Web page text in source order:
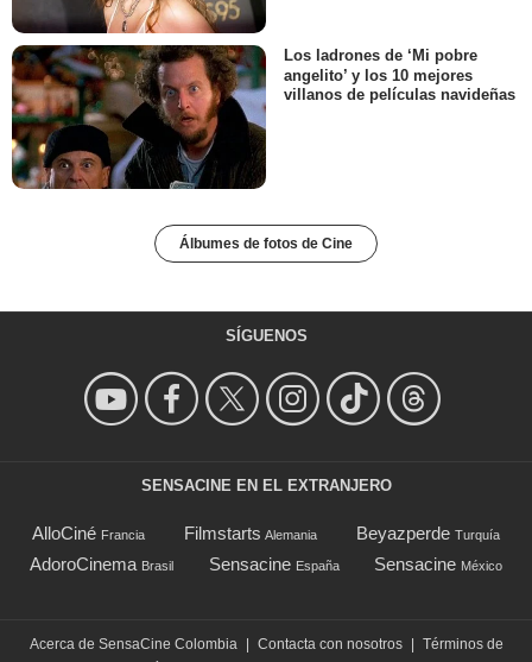
Los ladrones de ‘Mi pobre
angelito’ y los 10 mejores
villanos de películas navideñas
Álbumes de fotos de Cine
SÍGUENOS
SENSACINE EN EL EXTRANJERO
AlloCiné Francia Filmstarts Alemania Beyazperde Turquía
AdoroCinema Brasil Sensacine España Sensacine México
Acerca de SensaCine Colombia | Contacta con nosotros | Términos de